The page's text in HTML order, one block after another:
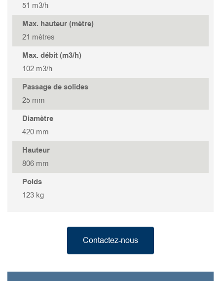
GOVOX-G 475
GOVOX-G 437
GOVOX-G 337
GOVOX-G 322
GOVOX 315 S
GOVOX 204
51 m3/h
Max. hauteur (mètre)
21 mètres
Max. débit (m3/h)
102 m3/h
Passage de solides
25 mm
Diamètre
420 mm
Hauteur
806 mm
Poids
123 kg
Contactez-nous